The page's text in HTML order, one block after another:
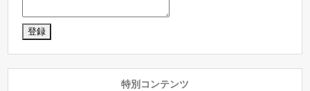
特別コンテンツ